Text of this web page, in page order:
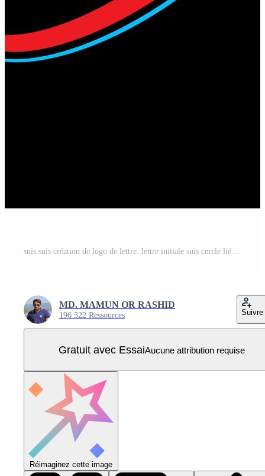
suis suis création de logo de lettre. lettre initiale suis cercle lié logo monogramme majuscule rouge et bleu. suis logo, suis design. suis, suis Vecteur Pro
MD. MAMUN OR RASHID
196 322 Ressources Suivre
Gratuit avec EssaiAucune attribution requise
Réimaginez cette image